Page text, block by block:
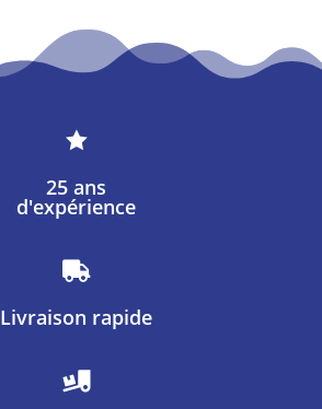

25 ans
d'expérience

Livraison rapide
